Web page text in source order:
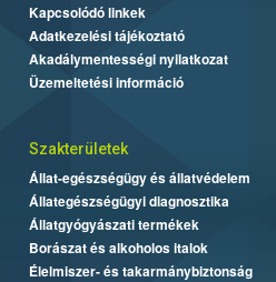
Kapcsolódó linkek
Adatkezelési tájékoztató
Akadálymentességi nyilatkozat
Üzemeltetési információ
Szakterületek
Állat-egészségügy és állatvédelem
Állategészségügyi diagnosztika
Állatgyógyászati termékek
Borászat és alkoholos italok
Élelmiszer- és takarmánybiztonság